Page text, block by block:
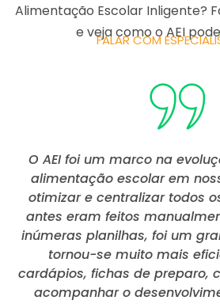
Alimentação Escolar Inligente?
e veja como o AEI
FALAR COM
O AEI foi um marco na
alimentação escolar em
otimizar e centralizar todos
antes eram feitos
inúmeras planilhas, foi um
tornou-se muito mais
cardápios, fichas de preparo,
acompanhar o